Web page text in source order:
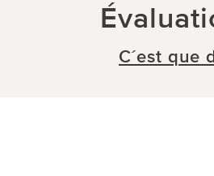
C´est que